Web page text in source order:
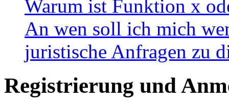
Warum ist Funktion x
An wen soll ich mich
juristische Anfragen zu
Registrierung und